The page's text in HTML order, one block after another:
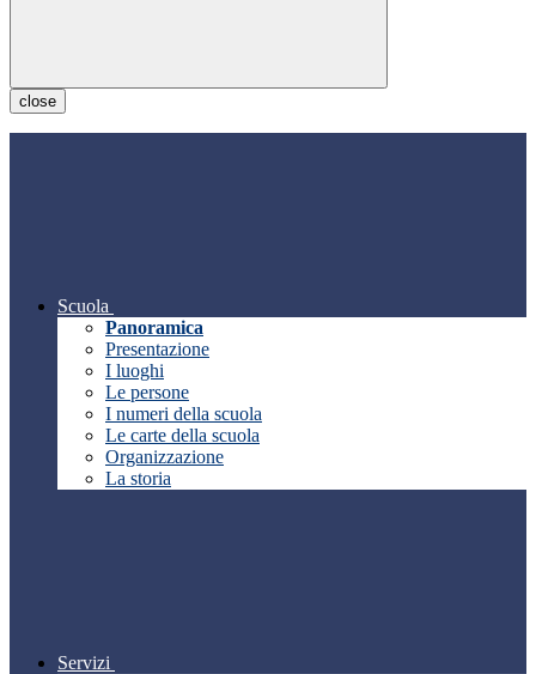
close
Scuola
Panoramica
Presentazione
I luoghi
Le persone
I numeri della scuola
Le carte della scuola
Organizzazione
La storia
Servizi